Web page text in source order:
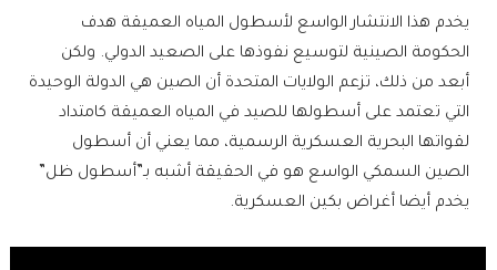
يخدم هذا الانتشار الواسع لأسطول المياه العميقة هدف
الحكومة الصينية لتوسيع نفوذها على الصعيد الدولي. ولكن
أبعد من ذلك، تزعم الولايات المتحدة أن الصين هي الدولة الوحيدة
التي تعتمد على أسطولها للصيد في المياه العميقة كامتداد
لقواتها البحرية العسكرية الرسمية، مما يعني أن أسطول
الصين السمكي الواسع هو في الحقيقة أشبه بـ”أسطول ظل”
يخدم أيضا أغراض بكين العسكرية.